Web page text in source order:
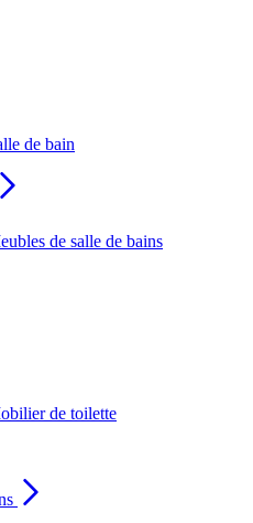
de bain
de salle de bains
de toilette